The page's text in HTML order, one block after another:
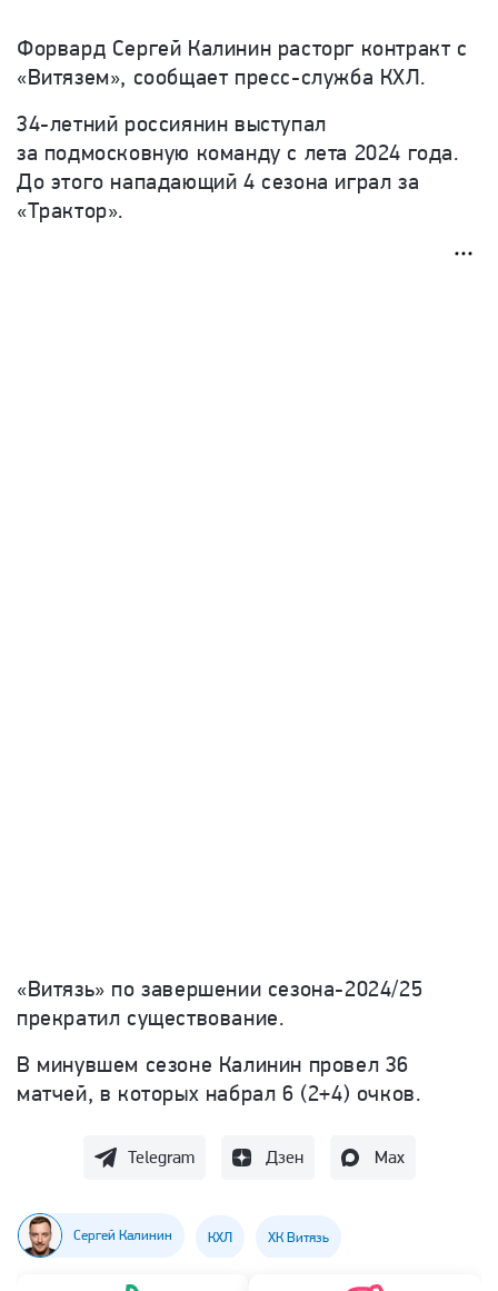
Форвард Сергей Калинин расторг контракт с
«Витязем», сообщает пресс-служба КХЛ.
34-летний россиянин выступал
за подмосковную команду с лета 2024 года.
До этого нападающий 4 сезона играл за
«Трактор».
«Витязь» по завершении сезона-2024/25
прекратил существование.
В минувшем сезоне Калинин провел 36
матчей, в которых набрал 6 (2+4) очков.
Telegram Дзен Max
Сергей Калинин КХЛ ХК Витязь